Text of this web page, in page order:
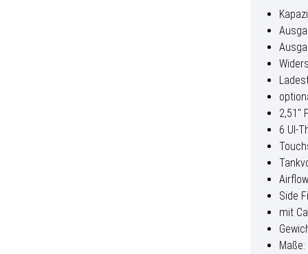
2,51″
6 UI-
Side
mit